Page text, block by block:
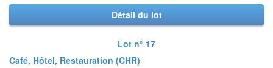
Détail du lot
Lot n° 17
Café, Hôtel, Restauration (CHR)